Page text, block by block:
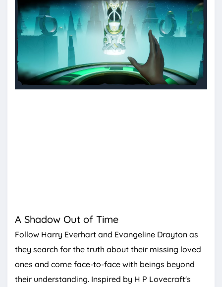
A Shadow Out of Time
Follow Harry Everhart and Evangeline Drayton as
they search for the truth about their missing loved
ones and come face-to-face with beings beyond
their understanding. Inspired by H P Lovecraft's